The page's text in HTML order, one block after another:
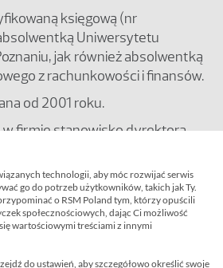
księgową (nr
Uniwersytetu
jak również absolwentką
z rachunkowości i finansów.
od 2001 roku.
w firmie stanowisko dyrektora
Rachunkowych, a w roku
& Payroll Partnerem.
Prowadzenia Ksiąg
Administracji oraz Działu Kadr i
technologii, aby móc rozwijać serwis
go do potrzeb użytkowników, takich jak Ty.
o RSM Poland tym, którzy opuścili
społecznościowych, dając Ci możliwość
wartościowymi treściami z innymi
do ustawień, aby szczegółowo określić swoje